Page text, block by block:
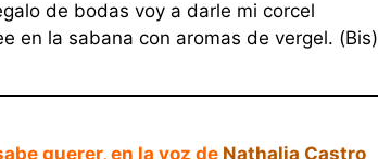
de bodas voy a darle mi corcel
en la sabana con aromas de vergel. (Bis)
querer, en la voz de Nathalia Castro